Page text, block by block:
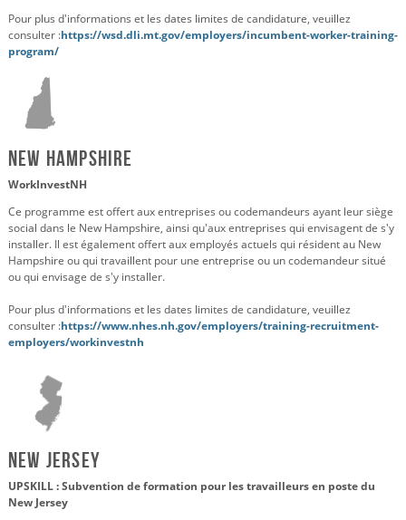
Pour plus d'informations et les dates limites de candidature, veuillez
consulter :https://wsd.dli.mt.gov/employers/incumbent-worker-training-
program/
New Hampshire
WorkInvestNH
Ce programme est offert aux entreprises ou codemandeurs ayant leur siège
social dans le New Hampshire, ainsi qu'aux entreprises qui envisagent de s'y
installer. Il est également offert aux employés actuels qui résident au New
Hampshire ou qui travaillent pour une entreprise ou un codemandeur situé
ou qui envisage de s'y installer.
Pour plus d'informations et les dates limites de candidature, veuillez
consulter :https://www.nhes.nh.gov/employers/training-recruitment-
employers/workinvestnh
New Jersey
UPSKILL : Subvention de formation pour les travailleurs en poste du
New Jersey